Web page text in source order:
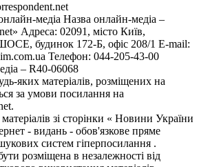
медіа Назва онлайн-медіа –
Адреса: 02091, місто Київ,
будинок 172-Б, офіс 208/1 E-mail:
Телефон: 044-205-43-00
– R40-06068
яких матеріалів, розміщених на
за умови посилання на
зі сторінки « Новини України
- видань - обов'язкове пряме
систем гіперпосилання .
розміщена в незалежності від